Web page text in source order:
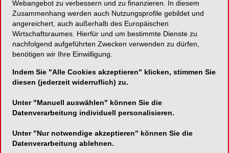
Karte
Fax:
00800-48 37 43 40
Webangebot zu verbessern und zu finanzieren. In diesem
Zusammenhang werden auch Nutzungsprofile gebildet und
angereichert, auch außerhalb des Europäischen
Wirtschaftsraumes. Hierfür und um bestimmte Dienste zu
nachfolgend aufgeführten Zwecken verwenden zu dürfen,
benötigen wir Ihre Einwilligung.
Indem Sie "Alle Cookies akzeptieren" klicken, stimmen Sie
diesen (jederzeit widerruflich) zu.
Unter "Manuell auswählen" können Sie die
Datenverarbeitung individuell personalisieren.
Unter "Nur notwendige akzeptieren" können Sie die
Datenverarbeitung ablehnen.